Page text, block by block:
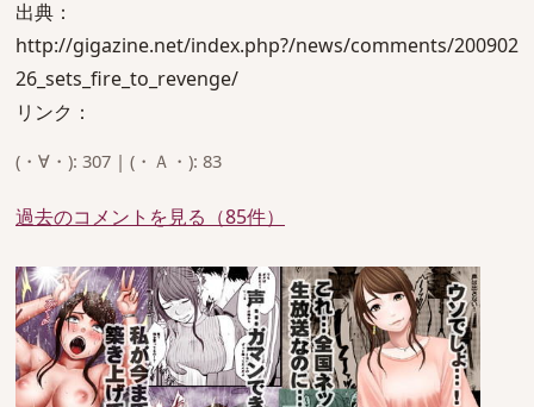
出典：
http://gigazine.net/index.php?/news/comments/200902
26_sets_fire_to_revenge/
リンク：
(・∀・): 307 | (・Ａ・): 83
過去のコメントを見る（85件）